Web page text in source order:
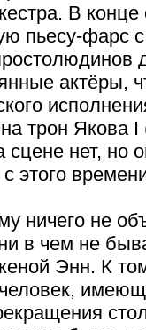
В конце
пьесу-фарс
актёры,
трон Якова I
нет, но
этого
ничего не
в чем не
Энн. К